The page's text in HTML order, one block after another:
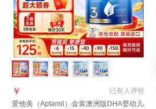
已有人评价
￥
爱他美（Aptamil）金装澳洲版DHA婴幼儿